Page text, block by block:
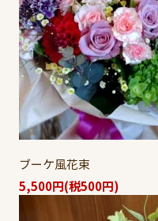
ブーケ風花束
5,500円(税500円)